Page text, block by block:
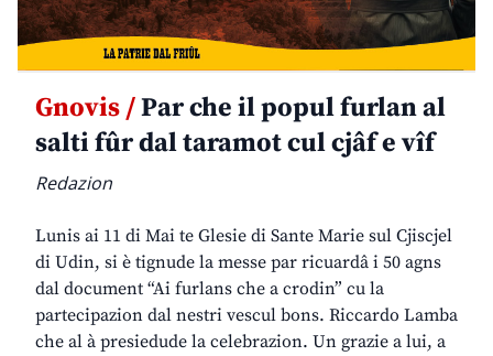
Gnovis /Par che il popul furlan al
salti fûr dal taramot cul cjâf e vîf
Redazion
Lunis ai 11 di Mai te Glesie di Sante Marie sul Cjiscjel
di Udin, si è tignude la messe par ricuardâ i 50 agns
dal document “Ai furlans che a crodin” cu la
partecipazion dal nestri vescul bons. Riccardo Lamba
che al à presiedude la celebrazion. Un grazie a lui, a